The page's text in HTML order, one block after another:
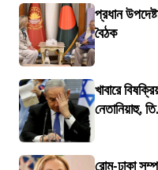
প্রধান
বৈঠক
খাবারে
নেতানিয়াহু,
রোম-ঢাকা